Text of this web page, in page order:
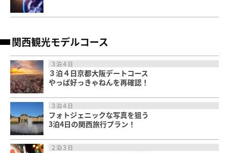
関西観光モデルコース
３泊４日
３泊４日京都大阪デートコース
やっぱ好っきゃねんを再確認！
３泊４日
フォトジェニックな写真を狙う
3泊4日の関西旅行プラン！
２泊３日